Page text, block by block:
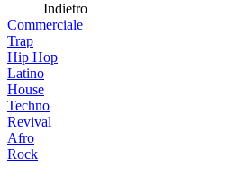
Indietro
Commerciale
Trap
Hip Hop
Latino
House
Techno
Revival
Afro
Rock